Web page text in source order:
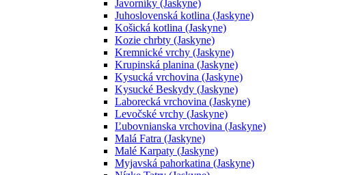
Javorníky (Jaskyne)
Juhoslovenská kotlina (Jaskyne)
Košická kotlina (Jaskyne)
Kozie chrbty (Jaskyne)
Kremnické vrchy (Jaskyne)
Krupinská planina (Jaskyne)
Kysucká vrchovina (Jaskyne)
Kysucké Beskydy (Jaskyne)
Laborecká vrchovina (Jaskyne)
Levočské vrchy (Jaskyne)
Ľubovnianska vrchovina (Jaskyne)
Malá Fatra (Jaskyne)
Malé Karpaty (Jaskyne)
Myjavská pahorkatina (Jaskyne)